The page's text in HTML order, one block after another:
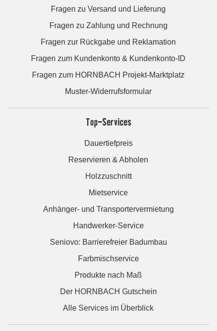
Fragen zu Versand und Lieferung
Fragen zu Zahlung und Rechnung
Fragen zur Rückgabe und Reklamation
Fragen zum Kundenkonto & Kundenkonto-ID
Fragen zum HORNBACH Projekt-Marktplatz
Muster-Widerrufsformular
Top-Services
Dauertiefpreis
Reservieren & Abholen
Holzzuschnitt
Mietservice
Anhänger- und Transportervermietung
Handwerker-Service
Seniovo: Barrierefreier Badumbau
Farbmischservice
Produkte nach Maß
Der HORNBACH Gutschein
Alle Services im Überblick